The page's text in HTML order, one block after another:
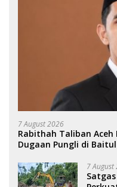
7 August 2026
Rabithah Taliban
Dugaan Pungli di
7 August